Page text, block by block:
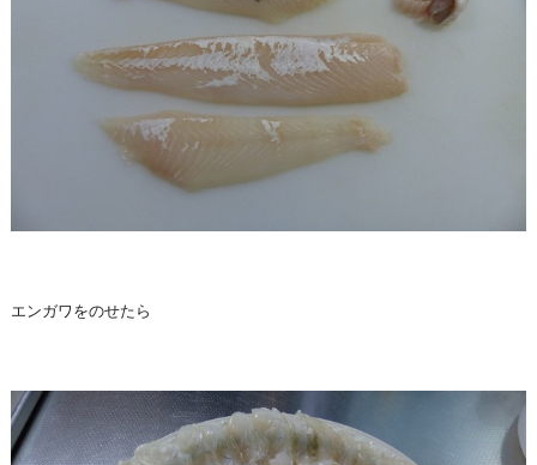
エンガワをのせたら